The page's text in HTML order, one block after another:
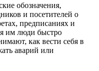
обозначения,
и посетителей о
предписаниях и
им люди быстро
как вести себя в
аварий или